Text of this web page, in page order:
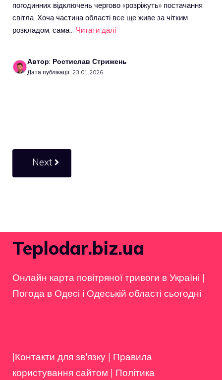
погодинних відключень чергово «розріжуть» постачання
світла. Хоча частина області все ще живе за чітким
розкладом, сама… Читати далі
Автор: Ростислав Стрижень
Дата публікації: 23.01.2026
Next
Teplodar.biz.ua
Онлайн карта повітряної тривоги в Україні |
Погода в Одесі і Одеській області сьогодні
|Контакти для зв'язку | Правила
користування сайтом | Політика